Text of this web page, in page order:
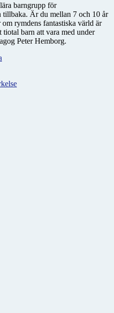
barngrupp för
tillbaka. Är du mellan 7 och 10 år
rymdens fantastiska värld är
barn att vara med under
Peter Hemborg.